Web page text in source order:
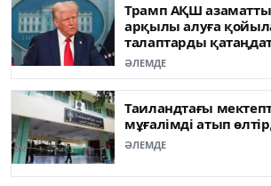
Трамп АҚШ
арқылы алуға
талаптарды
ӘЛЕМДЕ
Таиландтағы
мұғалімді атып
ӘЛЕМДЕ